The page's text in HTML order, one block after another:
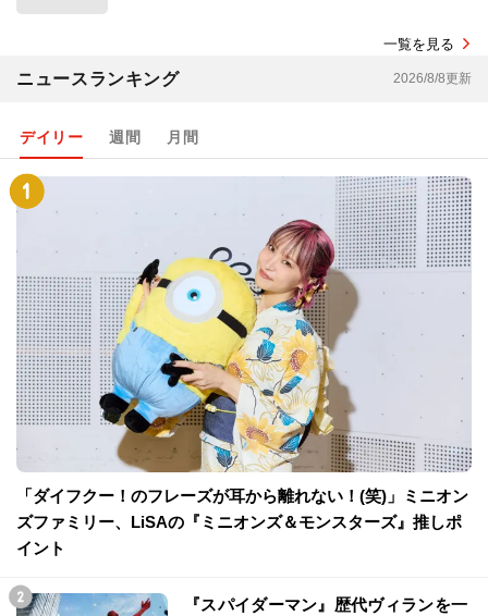
一覧を見る
ニュースランキング 2026/8/8更新
デイリー 週間 月間
「ダイフクー！のフレーズが耳から離れない！(笑)」ミニオン
ズファミリー、LiSAの『ミニオンズ＆モンスターズ』推しポ
イント
『スパイダーマン』歴代ヴィランを一